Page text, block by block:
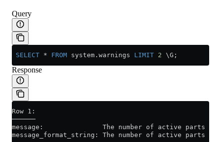
Query
SELECT * FROM system . warnings LIMIT 2 \G;
Response
Row 1:
──────
message:               The number of active parts is
message_format_string: The number of active parts